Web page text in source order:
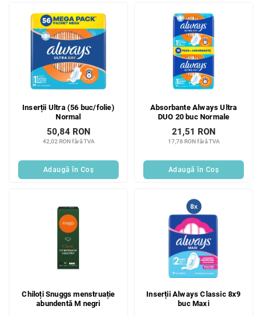
Inserții Ultra (56 buc/folie)
Normal
42,02 RON fără TVA
50,84 RON
Adaugă în Coş
Absorbante Always Ultra
DUO 20 buc Normale
17,78 RON fără TVA
21,51 RON
Adaugă în Coş
Chiloți Snuggs menstruație
abundentă M negri
Inserții Always Classic 8x9
buc Maxi